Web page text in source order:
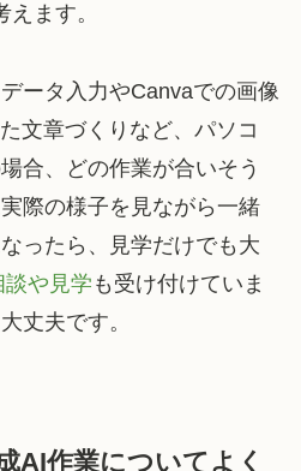
ます。
ータ入力やCanvaでの画像
文章づくりなど、パソコ
合、どの作業が合いそう
際の様子を見ながら一緒
ったら、見学だけでも大
談や見学 も受け付けていま
丈夫です。
AI作業についてよく